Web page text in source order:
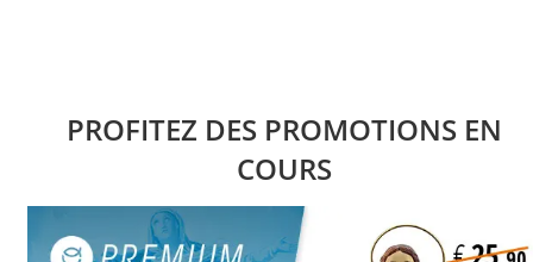
PROFITEZ DES PROMOTIONS EN
COURS